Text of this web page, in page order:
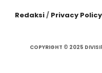
Redaksi/ Privacy Policy
COPYRIGHT © 2025